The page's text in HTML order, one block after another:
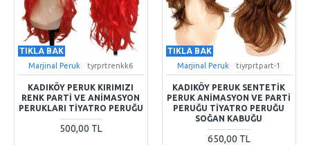
TIKLA BAK
Marjinal Peruk tyrprtrenkk6
KADIKÖY PERUK KIRIMIZI
RENK PARTI VE ANIMASYON
PERUKLARI TIYATRO PERUĞU
500,00 TL
TIKLA BAK
Marjinal Peruk tiyrprtpart-1
KADIKÖY PERUK SENTETIK
PERUK ANIMASYON VE PARTI
PERUĞU TIYATRO PERUĞU
SOĞAN KABUĞU
650,00 TL